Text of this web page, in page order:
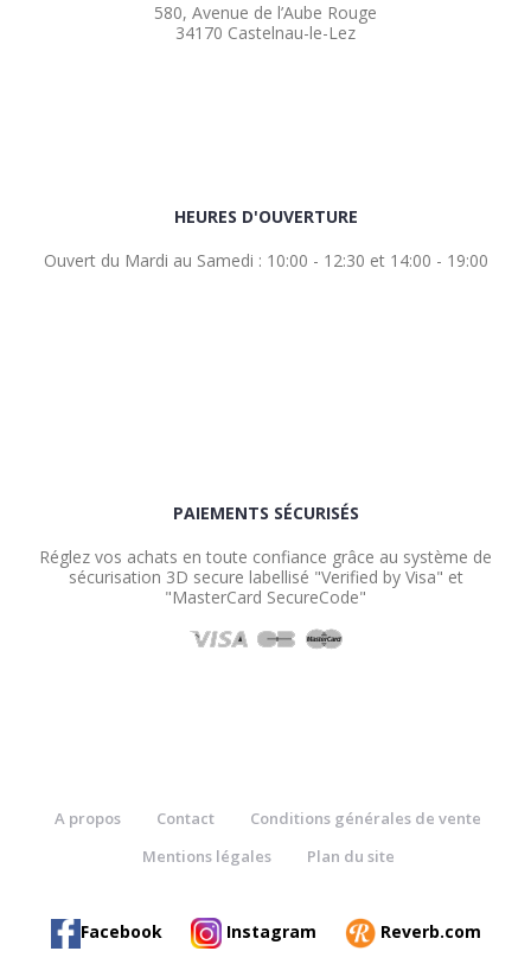
580, Avenue de l’Aube Rouge
34170 Castelnau-le-Lez
HEURES D'OUVERTURE
Ouvert du Mardi au Samedi : 10:00 - 12:30 et 14:00 - 19:00
PAIEMENTS SÉCURISÉS
Réglez vos achats en toute confiance grâce au système de
sécurisation 3D secure labellisé "Verified by Visa" et
"MasterCard SecureCode"
A propos Contact
Conditions générales de vente
Mentions légales
Plan du site
Facebook Instagram Reverb.com